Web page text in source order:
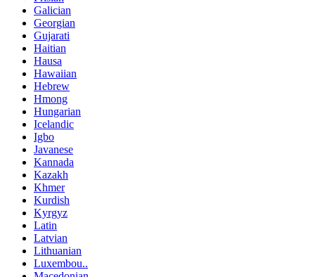
Galician
Georgian
Gujarati
Haitian
Hausa
Hawaiian
Hebrew
Hmong
Hungarian
Icelandic
Igbo
Javanese
Kannada
Kazakh
Khmer
Kurdish
Kyrgyz
Latin
Latvian
Lithuanian
Luxembou..